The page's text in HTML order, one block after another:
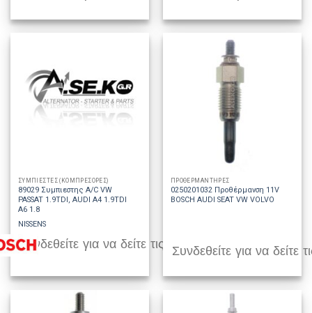
ΣΥΜΠΙΕΣΤΕΣ (ΚΟΜΠΡΕΣΟΡΕΣ)
89029 Συμπιεστης A/C VW
PASSAT 1.9TDI, AUDI A4 1.9TDI
A6 1.8
NISSENS
Συνδεθείτε για να δείτε τις τιμές
ΠΡΟΘΕΡΜΑΝΤΗΡΕΣ
0250201032 Προθέρμανση 11V
BOSCH AUDI SEAT VW VOLVO
Συνδεθείτε για να δείτε